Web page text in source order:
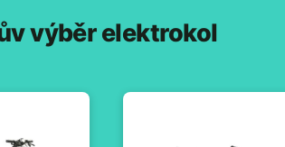
výběr elektrokol